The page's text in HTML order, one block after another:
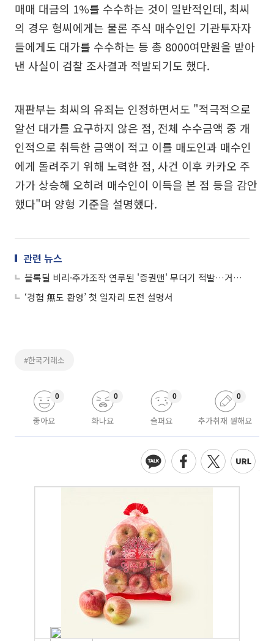
매매 대금의 1%를 수수하는 것이 일반적인데, 최씨
의 경우 형씨에게는 물론 주식 매수인인 기관투자자
들에게도 대가를 수수하는 등 총 8000여만원을 받아
낸 사실이 검찰 조사결과 적발되기도 했다.
재판부는 최씨의 유죄는 인정하면서도 "적극적으로
알선 대가를 요구하지 않은 점, 전체 수수금액 중 개
인적으로 취득한 금액이 적고 이를 매도인과 매수인
에게 돌려주기 위해 노력한 점, 사건 이후 카카오 주
가가 상승해 오히려 매수인이 이득을 본 점 등을 감안
했다"며 양형 기준을 설명했다.
관련 뉴스
블록딜 비리·주가조작 연루된 '증권맨' 무더기 적발…거래소 직원 포함
‘경험 無도 환영’ 첫 일자리 도전 설명서
#한국거래소
좋아요
0
화나요
0
슬퍼요
0
추가취재 원해요
0